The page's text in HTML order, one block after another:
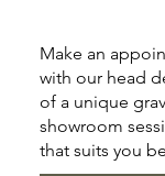
Make an
with our head
of a unique
showroom
that suits you